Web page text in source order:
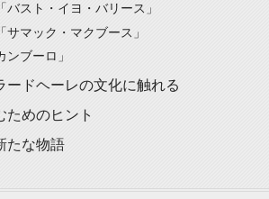
スト・イヨ・バリース」
マック・マクブース」
ブーロ」
ードヘーレの文化に触れる
ためのヒント
たな物語